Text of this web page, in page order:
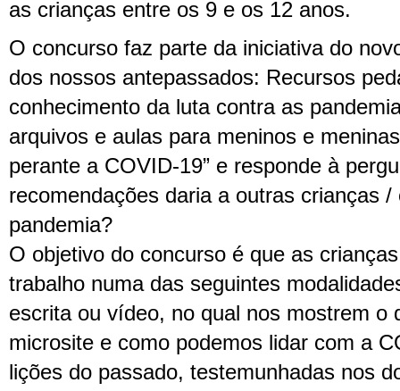
as crianças entre os 9 e os 12 anos.
O concurso faz parte da iniciativa do
dos nossos antepassados: Recursos
conhecimento da luta contra as
arquivos e aulas para meninos e
perante a COVID-19” e responde à
recomendações daria a outras crianças
pandemia?
O objetivo do concurso é que as
trabalho numa das seguintes
escrita ou vídeo, no qual nos mostrem o
microsite e como podemos lidar com a
lições do passado, testemunhadas nos